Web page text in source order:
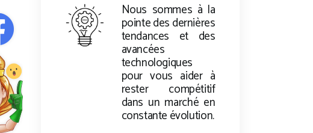
Nous sommes à la
pointe des dernières
tendances et des
avancées
technologiques
pour vous aider à
rester compétitif
dans un marché en
constante évolution.